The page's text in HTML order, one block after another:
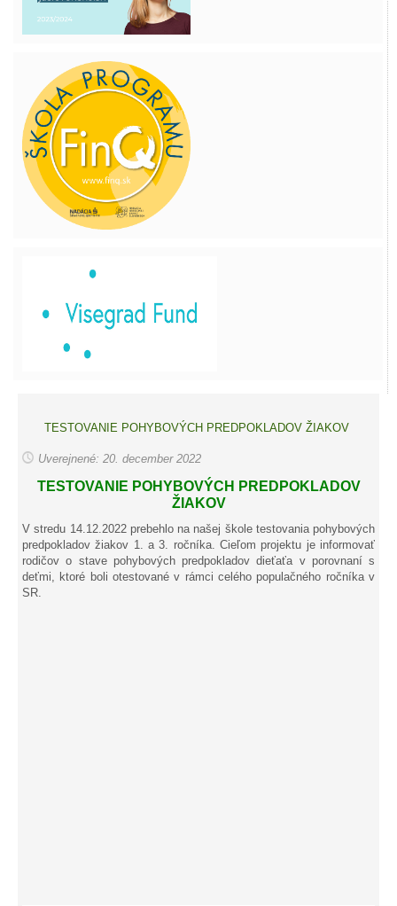
TESTOVANIE POHYBOVÝCH PREDPOKLADOV ŽIAKOV
Uverejnené: 20. december 2022
TESTOVANIE POHYBOVÝCH PREDPOKLADOV
ŽIAKOV
V stredu 14.12.2022 prebehlo na našej škole testovania pohybových
predpokladov žiakov 1. a 3. ročníka. Cieľom projektu je informovať
rodičov o stave pohybových predpokladov dieťaťa v porovnaní s
deťmi, ktoré boli otestované v rámci celého populačného ročníka v
SR.